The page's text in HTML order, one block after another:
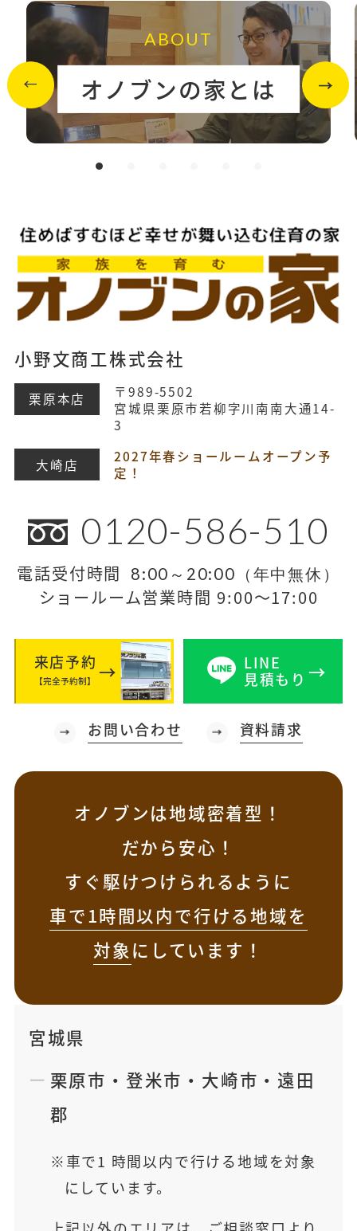
ABOUT
オノブンの家とは
小野文商工株式会社
栗原本店
〒989-5502
宮城県栗原市若柳字川南南大通14-
3
大崎店
2027年春ショールームオープン予
定！
0120-586-510
電話受付時間 8:00～20:00（年中無休）
ショールーム営業時間 9:00～17:00
来店予約
【完全予約制】
LINE
見積もり
お問い合わせ 資料請求
オノブンは地域密着型！
だから安心！
すぐ駆けつけられるように
車で1時間以内で行ける地域を
対象にしています！
宮城県
栗原市 ・ 登米市 ・ 大崎市 ・ 遠田
郡
車で1 時間以内で行ける地域を対象
にしています。